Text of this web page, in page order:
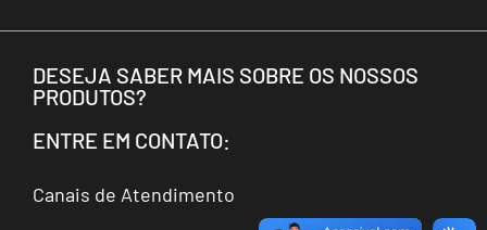
DESEJA SABER MAIS SOBRE OS NOSSOS
PRODUTOS?
ENTRE EM CONTATO:
Canais de Atendimento